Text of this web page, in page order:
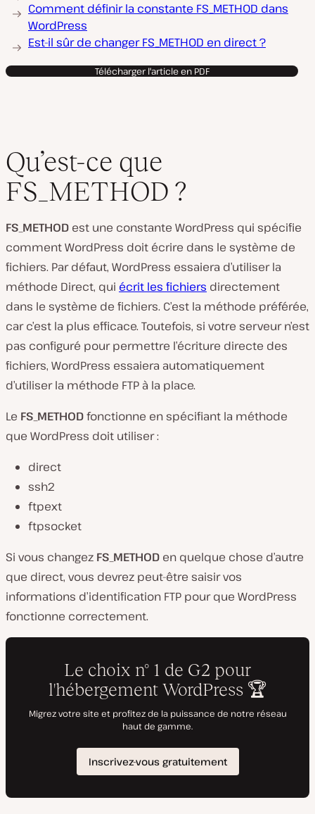
Comment définir la constante FS_METHOD dans
WordPress
Est-il sûr de changer FS_METHOD en direct ?
Télécharger l'article en PDF
Qu’est-ce que
FS_METHOD ?
FS_METHOD est une constante WordPress qui spécifie
comment WordPress doit écrire dans le système de
fichiers. Par défaut, WordPress essaiera d’utiliser la
méthode Direct, qui écrit les fichiers directement
dans le système de fichiers. C’est la méthode préférée,
car c’est la plus efficace. Toutefois, si votre serveur n’est
pas configuré pour permettre l’écriture directe des
fichiers, WordPress essaiera automatiquement
d’utiliser la méthode FTP à la place.
Le FS_METHODfonctionne en spécifiant la méthode
que WordPress doit utiliser :
direct
ssh2
ftpext
ftpsocket
Si vous changez FS_METHOD en quelque chose d’autre
que direct, vous devrez peut-être saisir vos
informations d’identification FTP pour que WordPress
fonctionne correctement.